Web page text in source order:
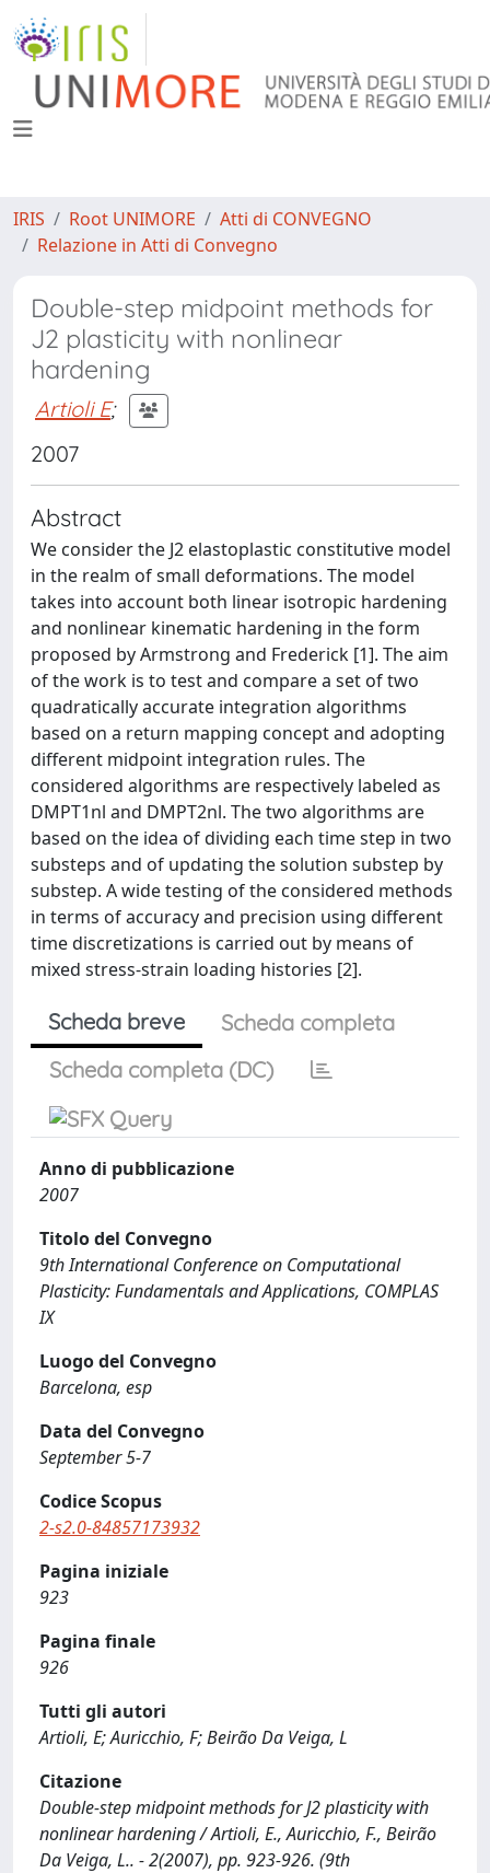
IRIS Root UNIMORE
Atti di CONVEGNO
Relazione in Atti di Convegno
Double-step midpoint methods for
J2 plasticity with nonlinear
hardening
Artioli E;
2007
Abstract
We consider the J2 elastoplastic constitutive model
in the realm of small deformations. The model
takes into account both linear isotropic hardening
and nonlinear kinematic hardening in the form
proposed by Armstrong and Frederick [1]. The aim
of the work is to test and compare a set of two
quadratically accurate integration algorithms
based on a return mapping concept and adopting
different midpoint integration rules. The
considered algorithms are respectively labeled as
DMPT1nl and DMPT2nl. The two algorithms are
based on the idea of dividing each time step in two
substeps and of updating the solution substep by
substep. A wide testing of the considered methods
in terms of accuracy and precision using different
time discretizations is carried out by means of
mixed stress-strain loading histories [2].
Scheda breve
Scheda completa
Scheda completa (DC)
Anno di pubblicazione
2007
Titolo del Convegno
9th International Conference on Computational
Plasticity: Fundamentals and Applications, COMPLAS
IX
Luogo del Convegno
Barcelona, esp
Data del Convegno
September 5-7
Codice Scopus
2-s2.0-84857173932
Pagina iniziale
923
Pagina finale
926
Tutti gli autori
Artioli, E; Auricchio, F; Beirão Da Veiga, L
Citazione
Double-step midpoint methods for J2 plasticity with
nonlinear hardening / Artioli, E., Auricchio, F., Beirão
Da Veiga, L.. - 2(2007), pp. 923-926. (9th